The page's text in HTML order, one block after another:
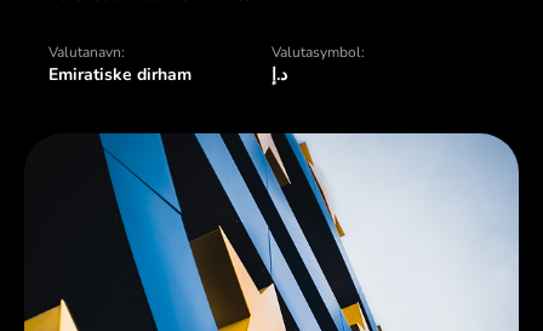
Valutanavn:
Emiratiske dirham
Valutasymbol:
د.إ